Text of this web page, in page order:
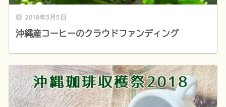
2018年3月5日
沖縄産コーヒーのクラウドファンディング